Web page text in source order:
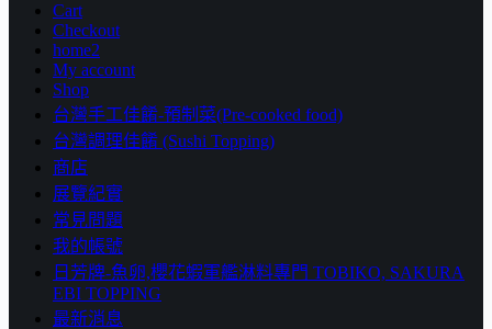
Cart
Checkout
home2
My account
Shop
台灣手工佳餚-預制菜(Pre-cooked food)
台灣調理佳餚 (Sushi Topping)
商店
展覽紀實
常見問題
我的帳號
日芳牌-魚卵,櫻花蝦軍艦淋料專門 TOBIKO, SAKURA
EBI TOPPING
最新消息